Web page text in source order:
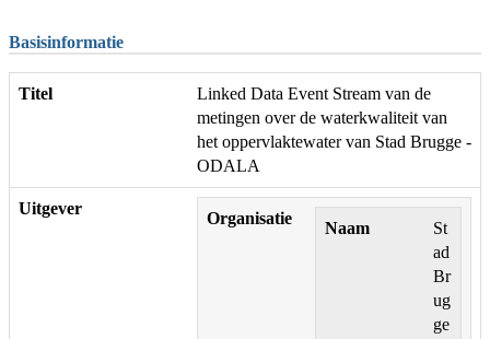
Basisinformatie
Titel
Linked Data Event Stream van de
metingen over de waterkwaliteit van
het oppervlaktewater van Stad Brugge -
ODALA
Uitgever
Organisatie
Naam
St
ad
Br
ug
ge